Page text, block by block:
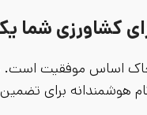
کشاورزی
اساس موفقیت است.
هوشمندانه برای